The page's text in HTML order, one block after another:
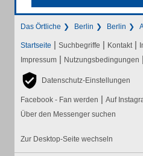
Das Örtliche Berlin Berlin
Startseite | Suchbegriffe | Kontakt |
Impressum | Nutzungsbedingungen |
Datenschutz-Einstellungen
Facebook - Fan werden | Auf
Über den Messenger suchen
Zur Desktop-Seite wechseln